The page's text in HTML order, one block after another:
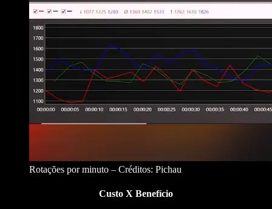
Rotações por minuto – Créditos: Pichau
Custo X Benefício